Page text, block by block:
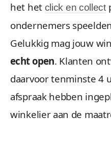
het het click en collect
ondernemers
Gelukkig mag jouw
echt open. Klanten
daarvoor tenminste 4
afspraak hebben
winkelier aan de